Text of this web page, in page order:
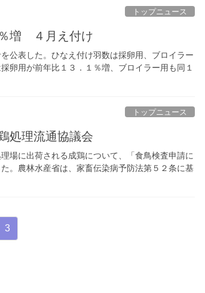
トップニュース
増 ４月え付け
公表した。ひなえ付け羽数は採卵用、ブロイラー
卵用が前年比１３．１％増、ブロイラー用も同１
トップニュース
処理流通協議会
場に出荷される成鶏について、「食鳥検査申請に
。農林水産省は、家畜伝染病予防法第５２条に基
固
定
3